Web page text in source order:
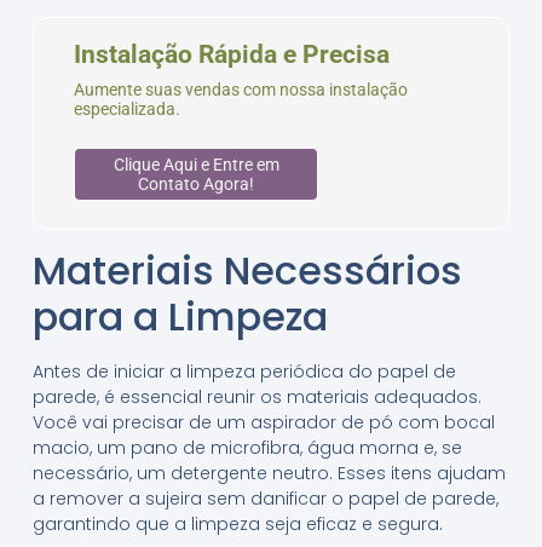
Instalação Rápida e Precisa
Aumente suas vendas com nossa instalação
especializada.
Clique Aqui e Entre em
Contato Agora!
Materiais Necessários
para a Limpeza
Antes de iniciar a limpeza periódica do papel de
parede, é essencial reunir os materiais adequados.
Você vai precisar de um aspirador de pó com bocal
macio, um pano de microfibra, água morna e, se
necessário, um detergente neutro. Esses itens ajudam
a remover a sujeira sem danificar o papel de parede,
garantindo que a limpeza seja eficaz e segura.